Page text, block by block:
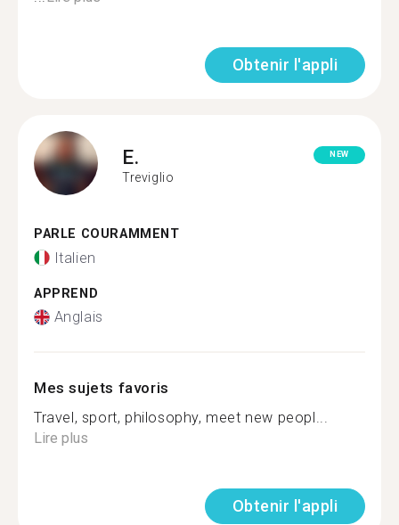
Obtenir l'appli
E.
Treviglio
NEW
PARLE COURAMMENT
Italien
APPREND
Anglais
Mes sujets favoris
Travel, sport, philosophy, meet new peopl...
Lire plus
Obtenir l'appli